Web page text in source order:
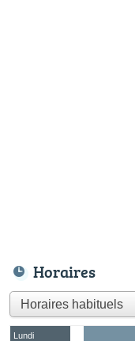
Horaires
Lundi